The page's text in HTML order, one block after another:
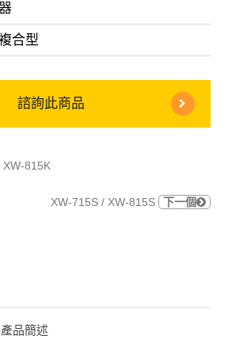
合型
諮詢此商品
XW-815K
XW-715S / XW-815S 下一個
產品簡述